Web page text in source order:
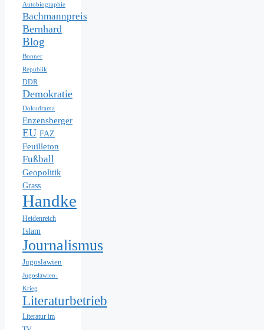
Autobiographie
Bachmannpreis
Bernhard
Blog
Bonner
Republik
DDR
Demokratie
Dokudrama
Enzensberger
EU FAZ
Feuilleton
Fußball
Geopolitik
Grass
Handke
Heidenreich
Islam
Journalismus
Jugoslawien
Jugoslawien-
Krieg
Literaturbetrieb
Literatur im